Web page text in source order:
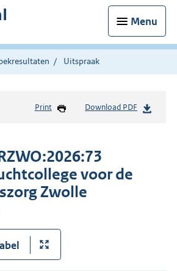
Menu
Uitspraak
Print Download PDF
voor de
Zwolle